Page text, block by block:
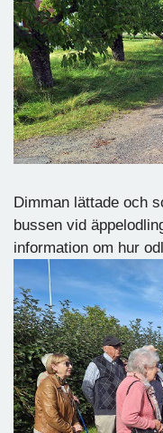
Dimman lättade och
bussen vid
information om hur